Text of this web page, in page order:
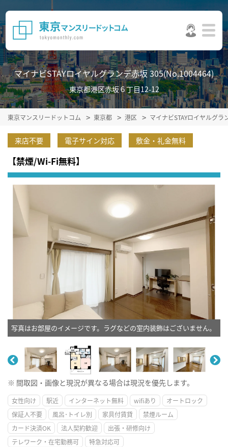
マイナビSTAYロイヤルグランデ赤坂 305(No.1004464)
東京都港区赤坂６丁目12-12
東京マンスリードットコム 東京都 港区 マイナビSTAYロイヤルグラ
来店不要 電子サイン対応 敷金・礼金無料
【禁煙/Wi-Fi無料】
写真はお部屋のイメージです。ラグなどの室内装飾はございません。
※ 間取図・画像と現況が異なる場合は現況を優先します。
女性向け 駅近 インターネット無料 wifiあり
オートロック
保証人不要
風呂･トイレ別 家具付賃貸
禁煙ルーム
カード決済OK
法人契約歓迎
出張・研修向け
テレワーク・在宅勤務可
特急対応可